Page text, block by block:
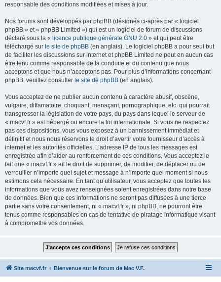
responsable des conditions modifiées et mises à jour.
Nos forums sont développés par phpBB (désignés ci-après par « logiciel
phpBB » et « phpBB Limited ») qui est un logiciel de forum de discussions
déclaré sous la « licence publique générale GNU 2.0 » et qui peut être
téléchargé sur le site de phpBB (en anglais). Le logiciel phpBB a pour seul but
de faciliter les discussions sur internet et phpBB Limited ne peut en aucun cas
être tenu comme responsable de la conduite et du contenu que nous
acceptons et que nous n’acceptons pas. Pour plus d’informations concernant
phpBB, veuillez consulter le site de phpBB (en anglais).
Vous acceptez de ne publier aucun contenu à caractère abusif, obscène,
vulgaire, diffamatoire, choquant, menaçant, pornographique, etc. qui pourrait
transgresser la législation de votre pays, du pays dans lequel le serveur de
« macvf.fr » est hébergé ou encore la loi internationale. Si vous ne respectez
pas ces dispositions, vous vous exposez à un bannissement immédiat et
définitif et nous nous réservons le droit d’avertir votre fournisseur d’accès à
internet et les autorités officielles. L’adresse IP de tous les messages est
enregistrée afin d’aider au renforcement de ces conditions. Vous acceptez le
fait que « macvf.fr » ait le droit de supprimer, de modifier, de déplacer ou de
verrouiller n’importe quel sujet et message à n’importe quel moment si nous
estimons cela nécessaire. En tant qu’utilisateur, vous acceptez que toutes les
informations que vous avez renseignées soient enregistrées dans notre base
de données. Bien que ces informations ne seront pas diffusées à une tierce
partie sans votre consentement, ni « macvf.fr », ni phpBB, ne pourront être
tenus comme responsables en cas de tentative de piratage informatique visant
à compromettre vos données.
Site macvf.fr Bienvenue sur le forum de Mac V.F.